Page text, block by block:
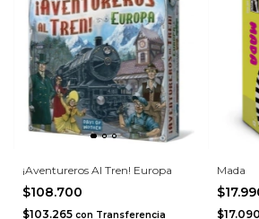
¡Aventureros Al Tren! Europa
$108.700
$103.265 con Transferencia
Mada